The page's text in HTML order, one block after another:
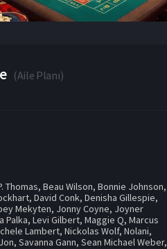
(Aile Planı)
Thomas,Beau Wilson,Bonnie Johnson,
,David Conk,Denisha Gillespie,
Mekyten, Jonny Coyne, Joyner
Palka,Levi Gilbert,Maggie Q,Marcus
Lambert,Nickolas Wolf,Nolani,
,Savanna Gann,Sean Michael Weber,